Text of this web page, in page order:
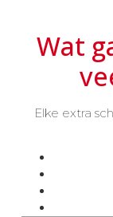
Wat
Elke extra